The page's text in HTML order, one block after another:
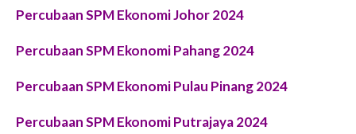
Percubaan SPM Ekonomi Johor 2024
Percubaan SPM Ekonomi Pahang 2024
Percubaan SPM Ekonomi Pulau Pinang 2024
Percubaan SPM Ekonomi Putrajaya 2024